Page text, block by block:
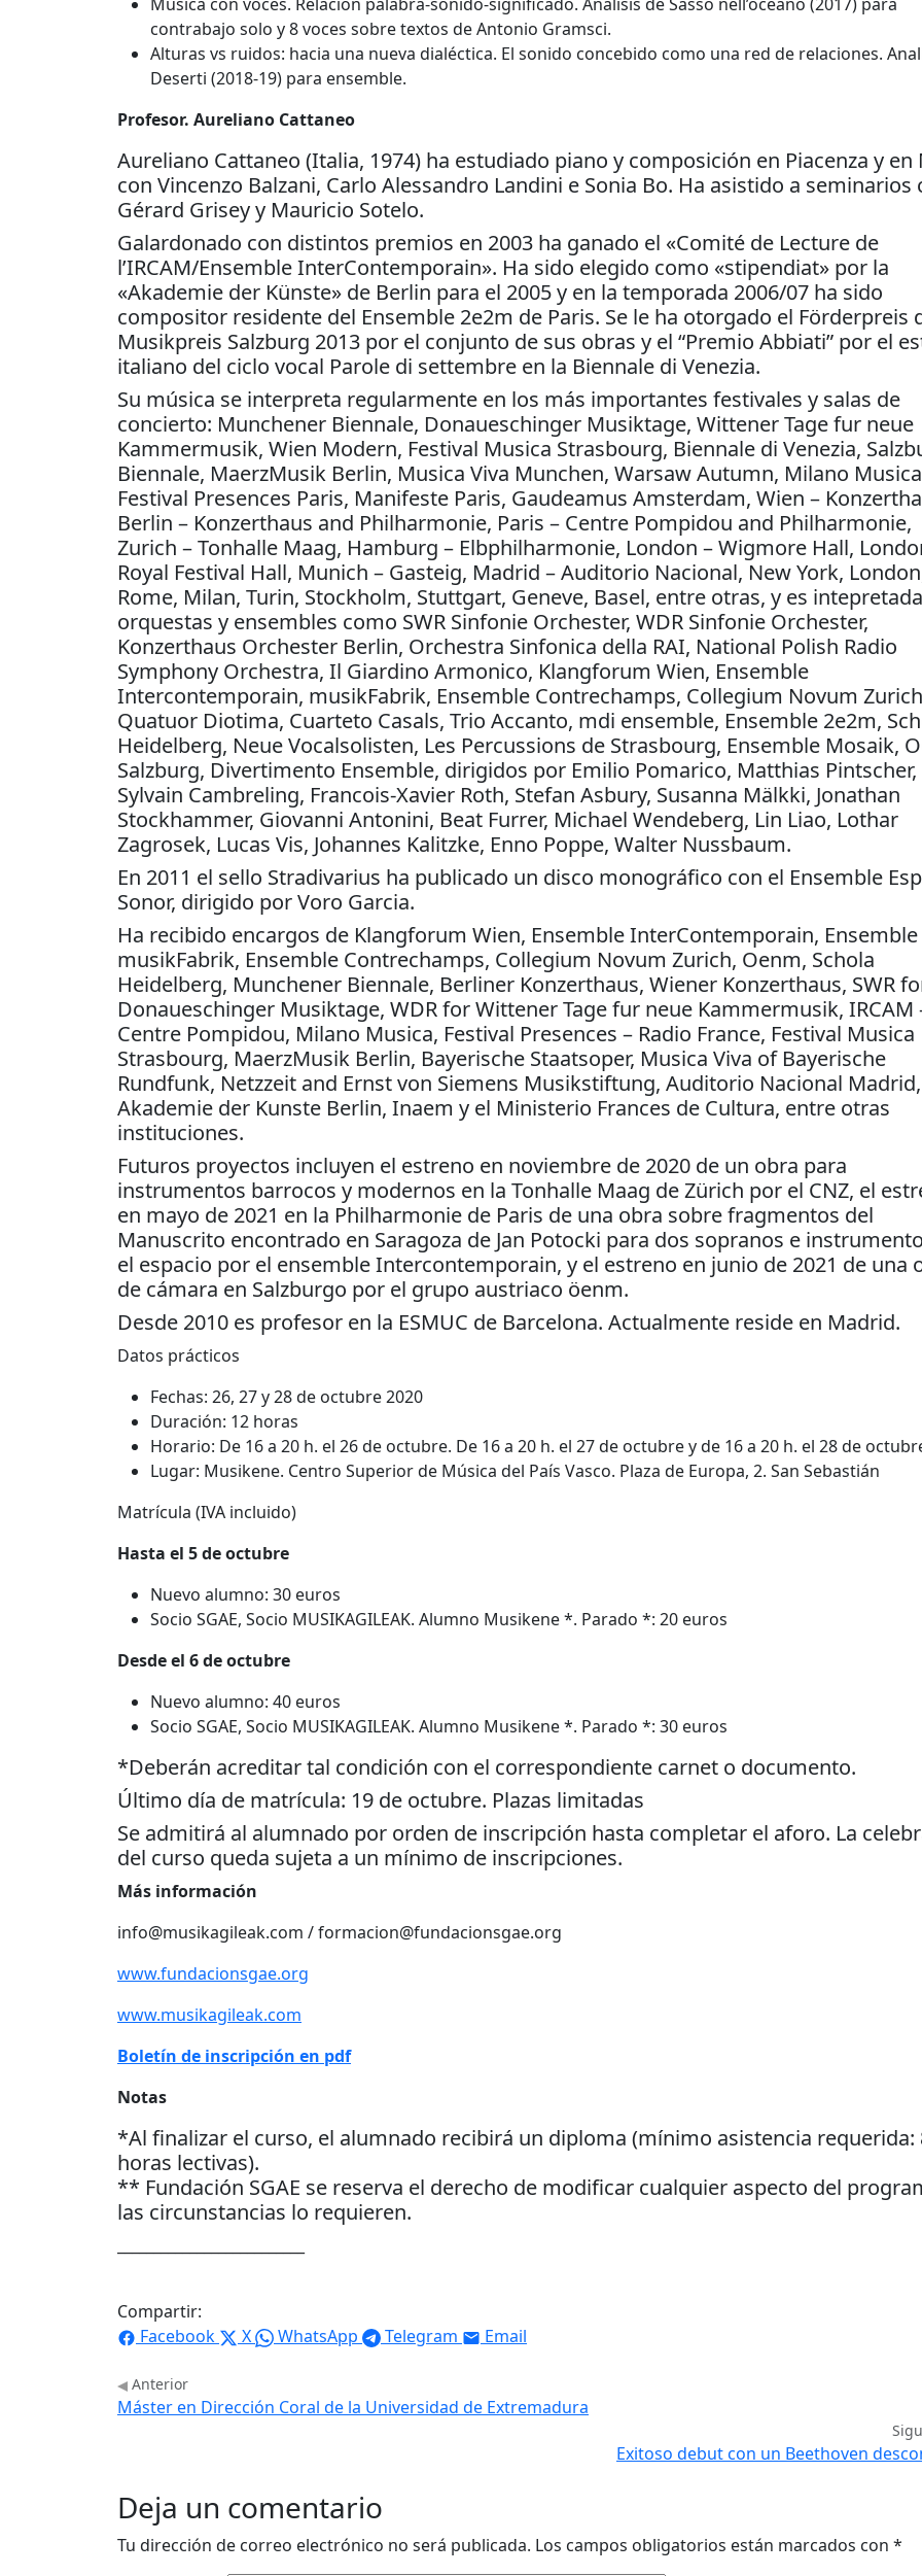
Música con voces. Relación palabra-sonido-significado. Análisis de Sasso nell’oceano (2017) para
contrabajo solo y 8 voces sobre textos de Antonio Gramsci.
Alturas vs ruidos: hacia una nueva dialéctica. El sonido concebido como una red de relaciones.
Deserti (2018-19) para ensemble.
Profesor. Aureliano Cattaneo
Aureliano Cattaneo (Italia, 1974) ha estudiado piano y composición en Piacenza y en
con Vincenzo Balzani, Carlo Alessandro Landini e Sonia Bo. Ha asistido a seminarios
Gérard Grisey y Mauricio Sotelo.
Galardonado con distintos premios en 2003 ha ganado el «Comité de Lecture de
l’IRCAM/Ensemble InterContemporain». Ha sido elegido como «stipendiat» por la
«Akademie der Künste» de Berlin para el 2005 y en la temporada 2006/07 ha sido
compositor residente del Ensemble 2e2m de Paris. Se le ha otorgado el Förderpreis
Musikpreis Salzburg 2013 por el conjunto de sus obras y el “Premio Abbiati” por el
italiano del ciclo vocal Parole di settembre en la Biennale di Venezia.
Su música se interpreta regularmente en los más importantes festivales y salas de
concierto: Munchener Biennale, Donaueschinger Musiktage, Wittener Tage fur neue
Kammermusik, Wien Modern, Festival Musica Strasbourg, Biennale di Venezia,
Biennale, MaerzMusik Berlin, Musica Viva Munchen, Warsaw Autumn, Milano
Festival Presences Paris, Manifeste Paris, Gaudeamus Amsterdam, Wien –
Berlin – Konzerthaus and Philharmonie, Paris – Centre Pompidou and Philharmonie,
Zurich – Tonhalle Maag, Hamburg – Elbphilharmonie, London – Wigmore Hall,
Royal Festival Hall, Munich – Gasteig, Madrid – Auditorio Nacional, New York,
Rome, Milan, Turin, Stockholm, Stuttgart, Geneve, Basel, entre otras, y es
orquestas y ensembles como SWR Sinfonie Orchester, WDR Sinfonie Orchester,
Konzerthaus Orchester Berlin, Orchestra Sinfonica della RAI, National Polish Radio
Symphony Orchestra, Il Giardino Armonico, Klangforum Wien, Ensemble
Intercontemporain, musikFabrik, Ensemble Contrechamps, Collegium Novum
Quatuor Diotima, Cuarteto Casals, Trio Accanto, mdi ensemble, Ensemble 2e2m,
Heidelberg, Neue Vocalsolisten, Les Percussions de Strasbourg, Ensemble Mosaik,
Salzburg, Divertimento Ensemble, dirigidos por Emilio Pomarico, Matthias Pintscher,
Sylvain Cambreling, Francois-Xavier Roth, Stefan Asbury, Susanna Mälkki, Jonathan
Stockhammer, Giovanni Antonini, Beat Furrer, Michael Wendeberg, Lin Liao, Lothar
Zagrosek, Lucas Vis, Johannes Kalitzke, Enno Poppe, Walter Nussbaum.
En 2011 el sello Stradivarius ha publicado un disco monográfico con el Ensemble
Sonor, dirigido por Voro Garcia.
Ha recibido encargos de Klangforum Wien, Ensemble InterContemporain, Ensemble
musikFabrik, Ensemble Contrechamps, Collegium Novum Zurich, Oenm, Schola
Heidelberg, Munchener Biennale, Berliner Konzerthaus, Wiener Konzerthaus, SWR
Donaueschinger Musiktage, WDR for Wittener Tage fur neue Kammermusik, IRCAM
Centre Pompidou, Milano Musica, Festival Presences – Radio France, Festival Musica
Strasbourg, MaerzMusik Berlin, Bayerische Staatsoper, Musica Viva of Bayerische
Rundfunk, Netzzeit and Ernst von Siemens Musikstiftung, Auditorio Nacional Madrid,
Akademie der Kunste Berlin, Inaem y el Ministerio Frances de Cultura, entre otras
instituciones.
Futuros proyectos incluyen el estreno en noviembre de 2020 de un obra para
instrumentos barrocos y modernos en la Tonhalle Maag de Zürich por el CNZ, el
en mayo de 2021 en la Philharmonie de Paris de una obra sobre fragmentos del
Manuscrito encontrado en Saragoza de Jan Potocki para dos sopranos e
el espacio por el ensemble Intercontemporain, y el estreno en junio de 2021 de una
de cámara en Salzburgo por el grupo austriaco öenm.
Desde 2010 es profesor en la ESMUC de Barcelona. Actualmente reside en Madrid.
Datos prácticos
Fechas: 26, 27 y 28 de octubre 2020
Duración: 12 horas
Horario: De 16 a 20 h. el 26 de octubre. De 16 a 20 h. el 27 de octubre y de 16 a 20 h. el 28 de
Lugar: Musikene. Centro Superior de Música del País Vasco. Plaza de Europa, 2. San Sebastián
Matrícula (IVA incluido)
Hasta el 5 de octubre
Nuevo alumno: 30 euros
Socio SGAE, Socio MUSIKAGILEAK. Alumno Musikene *. Parado *: 20 euros
Desde el 6 de octubre
Nuevo alumno: 40 euros
Socio SGAE, Socio MUSIKAGILEAK. Alumno Musikene *. Parado *: 30 euros
*Deberán acreditar tal condición con el correspondiente carnet o documento.
Último día de matrícula: 19 de octubre. Plazas limitadas
Se admitirá al alumnado por orden de inscripción hasta completar el aforo. La
del curso queda sujeta a un mínimo de inscripciones.
Más información
info@musikagileak.com / formacion@fundacionsgae.org
www.fundacionsgae.org
www.musikagileak.com
Boletín de inscripción en pdf
Notas
*Al finalizar el curso, el alumnado recibirá un diploma (mínimo asistencia requerida:
horas lectivas).
** Fundación SGAE se reserva el derecho de modificar cualquier aspecto del
las circunstancias lo requieren.
Compartir:
Facebook
X WhatsApp Telegram Email
Anterior
Máster en Dirección Coral de la Universidad de Extremadura
Exitoso debut con un Beethoven
Deja un comentario
Tu dirección de correo electrónico no será publicada. Los campos obligatorios están marcados con *